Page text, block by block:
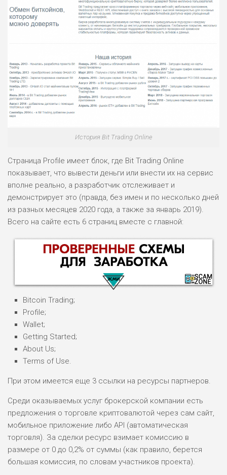
История Bit Trading Online
Страница Profile имеет блок, где Bit Trading Online
показывает, что вывести деньги или внести их на сервис
вполне реально, а разработчик отслеживает и
демонстрирует это (правда, без имен и по несколько дней
из разных месяцев 2020 года, а также за январь 2019).
Всего на сайте есть 6 страниц вместе с главной:
НАЗВАНИЕ
ВСЕМ
РИСКИ: НИЗКИЕ
ДОХОД: ВЫСОКИЙ
ЛЮБИТЕЛЯ
М СТАВОК
Bitcoin Trading;
Profile;
Wallet;
Getting Started;
About Us;
Terms of Use.
При этом имеется еще 3 ссылки на ресурсы партнеров.
Среди оказываемых услуг брокерской компании есть
предложения о торговле криптовалютой через сам сайт,
мобильное приложение либо API (автоматическая
торговля). За сделки ресурс взимает комиссию в
размере от 0 до 0,2% от суммы (как правило, берется
большая комиссия, по словам участников проекта).